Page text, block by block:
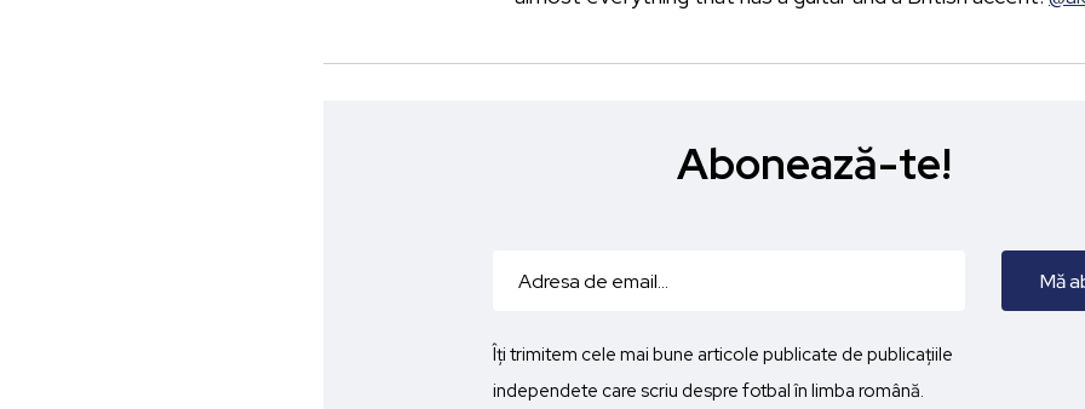
Abonează-te!
Îți trimitem cele mai bune articole publicate de publicațiile
independete care scriu despre fotbal în limba română.